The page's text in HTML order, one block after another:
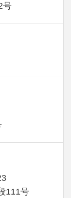
号
111号